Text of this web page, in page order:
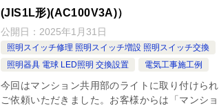
(JIS1L形)(AC100V3A)）
公開日： 2025年1月31日
照明スイッチ修理 照明スイッチ増設 照明スイッチ交換
照明器具 電球 LED照明 交換設置
電気工事施工例
今回はマンション共用部のライトに取り付けら
ご依頼いただきました。お客様からは「マンシ